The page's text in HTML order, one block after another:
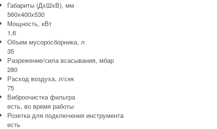
Габариты (ДxШxВ), мм
560х400х530
Мощность, кВт
1,6
Объем мусоросборника, л
35
Разрежение/сила всасывания, мбар
280
Расход воздуха, л/сек
75
Виброочистка фильтра
есть, во время работы
Розетка для подключения инструмента
есть